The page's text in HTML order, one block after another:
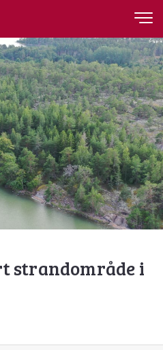
strandområde i